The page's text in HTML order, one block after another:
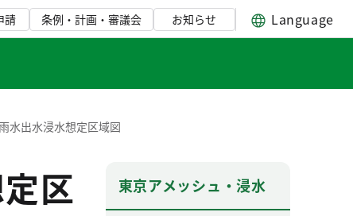
請 条例・計画・審議会 お知らせ Language
水出水浸水想定区域図
区
東京アメッシュ・浸水